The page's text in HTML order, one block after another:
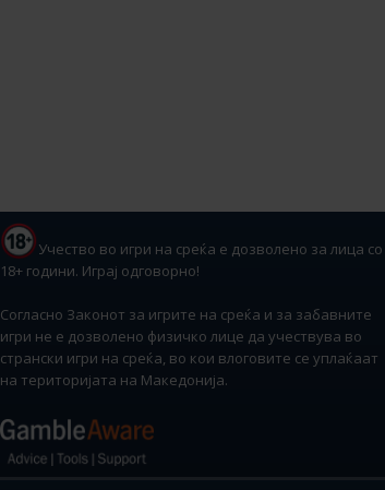
Учество во игри на среќа е дозволено за лица со
18+ години. Играј одговорно!
Согласно Законот за игрите на среќа и за забавните
игри не е дозволено физичко лице да учествува во
странски игри на среќа, во кои влоговите се уплаќаат
на територијата на Македонија.